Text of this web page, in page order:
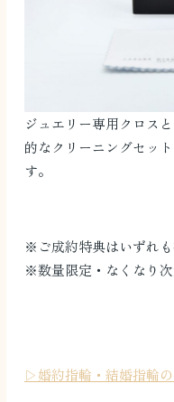
ジュエリー専用クロス
的なクリーニングセッ
す。
※ご成約特典はいずれも
※数量限定・なくなり
▷婚約指輪・結婚指輪